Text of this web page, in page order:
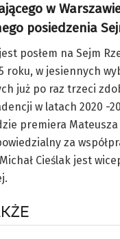
w
posiedzenia
posłem na Sejm
roku, w jesiennych
już po raz trzeci
w latach 2020 -
premiera Mateusza
za
Cieślak jest